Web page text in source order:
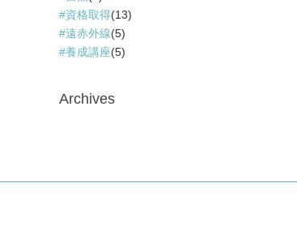
資格取得(13)
遠赤外線(5)
養成講座(5)
Archives